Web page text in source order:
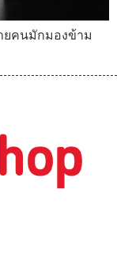
ยคนมักมองข้าม